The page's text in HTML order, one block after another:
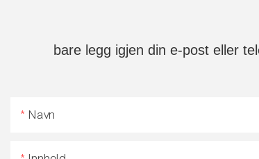
bare legg igjen din e-post eller
Navn